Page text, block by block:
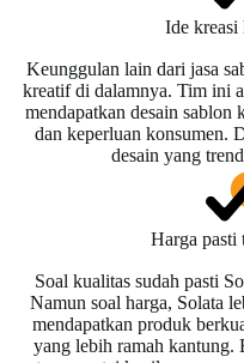
Ide kreasi
Keunggulan lain dari jasa
kreatif di dalamnya. Tim ini
mendapatkan desain sablon
dan keperluan konsumen.
desain yang
Harga pasti
Soal kualitas sudah pasti
Namun soal harga, Solata
mendapatkan produk
yang lebih ramah kantung.